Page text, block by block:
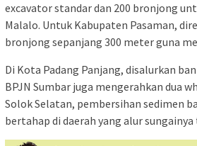
excavator standar dan 200 bronjong
Malalo. Untuk Kabupaten Pasaman,
bronjong sepanjang 300 meter guna
Di Kota Padang Panjang, disalurkan
BPJN Sumbar juga mengerahkan dua
Solok Selatan, pembersihan sedimen
bertahap di daerah yang alur